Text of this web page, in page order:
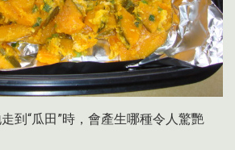
到“瓜田”時，會產生哪種令人驚艷